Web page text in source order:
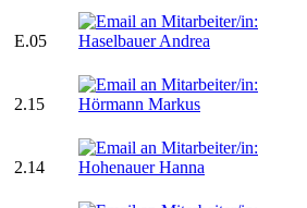
E.05
2.15
2.14